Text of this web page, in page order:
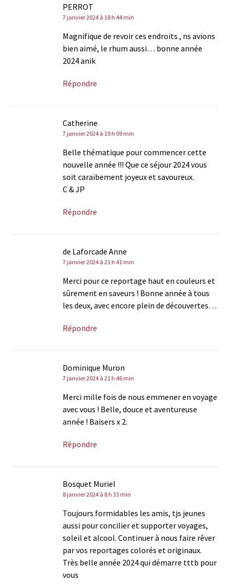
PERROT
7 janvier 2024 à 18 h 44 min
Magnifique de revoir ces endroits , ns avions
bien aimé, le rhum aussi… bonne année
2024 anik
Répondre
Catherine
7 janvier 2024 à 19 h 09 min
Belle thématique pour commencer cette
nouvelle année !!! Que ce séjour 2024 vous
soit caraïbement joyeux et savoureux.
C & JP
Répondre
de Laforcade Anne
7 janvier 2024 à 21 h 41 min
Merci pour ce reportage haut en couleurs et
sûrement en saveurs ! Bonne année à tous
les deux, avec encore plein de découvertes…
Répondre
Dominique Muron
7 janvier 2024 à 21 h 46 min
Merci mille fois de nous emmener en voyage
avec vous ! Belle, douce et aventureuse
année ! Baisers x 2.
Répondre
Bosquet Muriel
8 janvier 2024 à 8 h 33 min
Toujours formidables les amis, tjs jeunes
aussi pour concilier et supporter voyages,
soleil et alcool. Continuer à nous faire rêver
par vos reportages colorés et originaux.
Très belle année 2024 qui démarre tttb pour
vous